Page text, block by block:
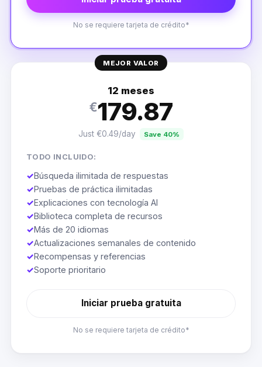
No se requiere tarjeta de crédito*
MEJOR VALOR
12 meses
€179.87
Just €0.49/day Save 40%
TODO INCLUIDO:
✓Búsqueda ilimitada de respuestas
✓Pruebas de práctica ilimitadas
✓Explicaciones con tecnología AI
✓Biblioteca completa de recursos
✓Más de 20 idiomas
✓Actualizaciones semanales de contenido
✓Recompensas y referencias
✓Soporte prioritario
Iniciar prueba gratuita
No se requiere tarjeta de crédito*